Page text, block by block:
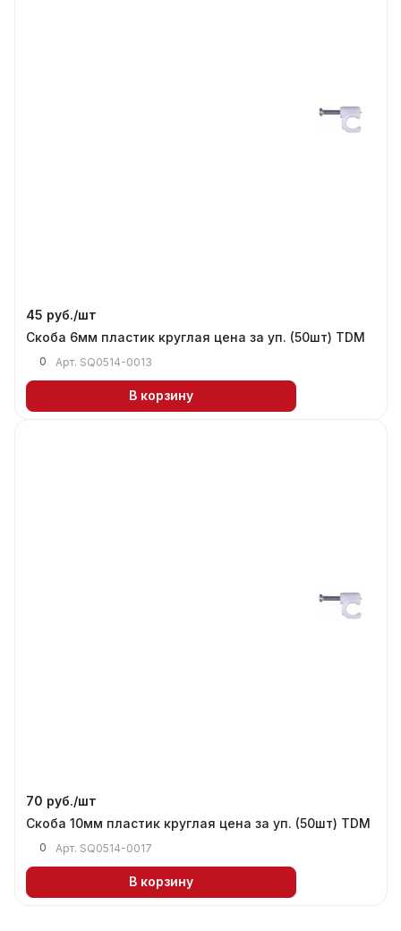
45 руб./шт
Скоба 6мм пластик круглая цена за уп. (50шт) TDM
0 Арт. SQ0514-0013
В корзину
70 руб./шт
Скоба 10мм пластик круглая цена за уп. (50шт) TDM
0 Арт. SQ0514-0017
В корзину